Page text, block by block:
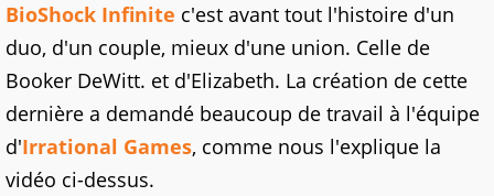
BioShock Infinite c'est avant tout l'histoire d'un
duo, d'un couple, mieux d'une union. Celle de
Booker DeWitt. et d'Elizabeth. La création de cette
dernière a demandé beaucoup de travail à l'équipe
d'Irrational Games, comme nous l'explique la
vidéo ci-dessus.